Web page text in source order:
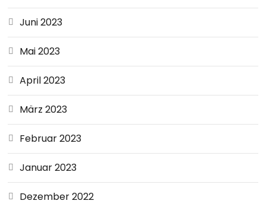
Juni 2023
Mai 2023
April 2023
März 2023
Februar 2023
Januar 2023
Dezember 2022